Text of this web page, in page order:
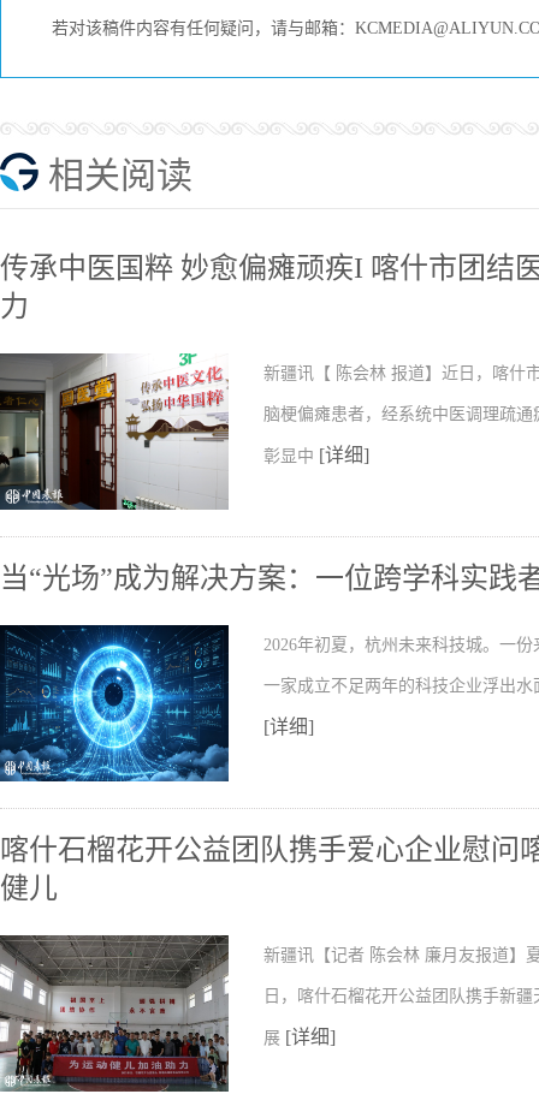
若对该稿件内容有任何疑问，请与邮箱：
相关阅读
传承中医国粹 妙愈偏瘫顽疾I 喀什市团结
力
新疆讯【 陈会林 报道】近日，喀什
脑梗偏瘫患者，经系统中医调理疏
彰显中 [详细]
当“光场”成为解决方案：一位跨学科实践
2026年初夏，杭州未来科技城。一
一家成立不足两年的科技企业浮出
[详细]
喀什石榴花开公益团队携手爱心企业慰问
健儿
新疆讯【记者 陈会林 廉月友报道】
日，喀什石榴花开公益团队携手新
展 [详细]